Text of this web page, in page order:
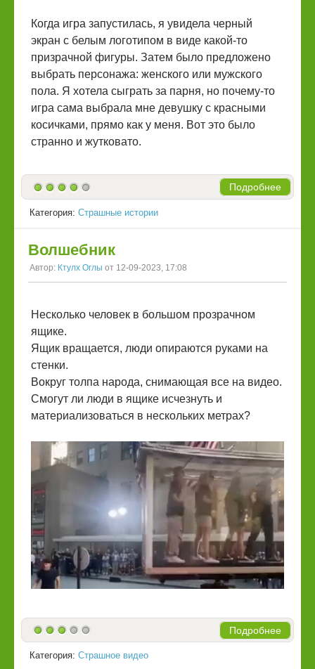
Когда игра запустилась, я увидела черный
экран с белым логотипом в виде какой-то
призрачной фигуры. Затем было предложено
выбрать персонажа: женского или мужского
пола. Я хотела сыграть за парня, но почему-то
игра сама выбрала мне девушку с красными
косичками, прямо как у меня. Вот это было
странно и жутковато.
Подробнее
Категория: Страшные истории
Волшебник
Автор: Ктулх Оглы от 12-09-2023, 17:08
Несколько человек в большом прозрачном
ящике.
Ящик вращается, люди опираются руками на
стенки.
Вокруг толпа народа, снимающая все на видео.
Смогут ли люди в ящике исчезнуть и
материализоваться в нескольких метрах?
Подробнее
Категория: Страшное видео